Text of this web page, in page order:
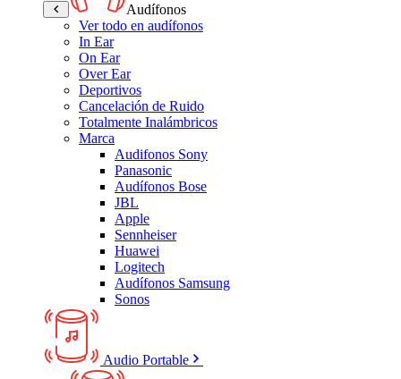
Audífonos
Ver todo en audífonos
In Ear
On Ear
Over Ear
Deportivos
Cancelación de Ruido
Totalmente Inalámbricos
Marca
Audifonos Sony
Panasonic
Audífonos Bose
JBL
Apple
Sennheiser
Huawei
Logitech
Audífonos Samsung
Sonos
Audio Portable